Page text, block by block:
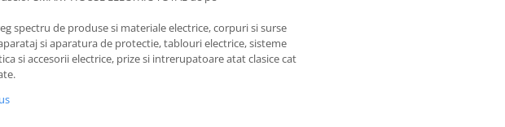
spectru de produse si materiale electrice, corpuri si surse
si aparatura de protectie, tablouri electrice, sisteme
si accesorii electrice, prize si intrerupatoare atat clasice cat